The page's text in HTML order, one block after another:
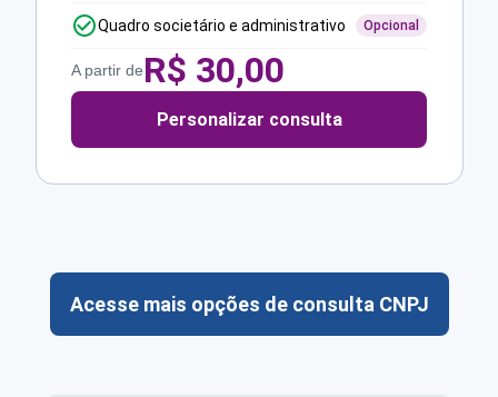
Quadro societário e administrativo Opcional
A partir deR$ 30,00
Personalizar consulta
Acesse mais opções de consulta CNPJ